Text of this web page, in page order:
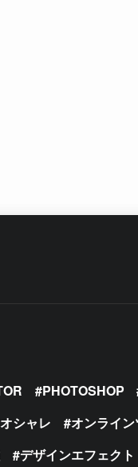
PHOTOSHOP
オシャレ オンライ
デザインエフェクト